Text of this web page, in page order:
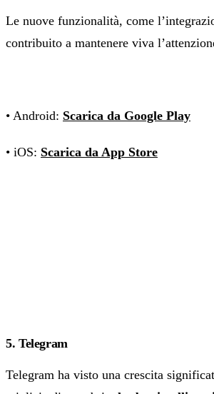
Le nuove funzionalità, come
contribuito a mantenere viva
• Android: Scarica da Google Play
• iOS: Scarica da App Store
5. Telegram
Telegram ha visto una crescita